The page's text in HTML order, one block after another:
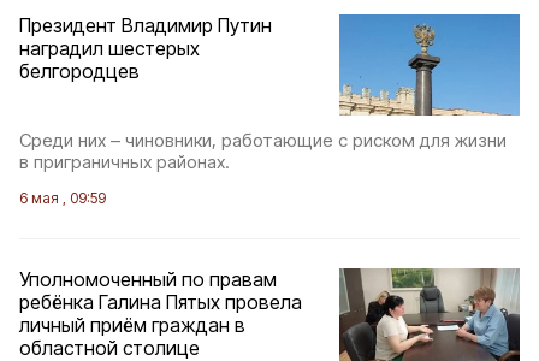
Президент Владимир Путин
наградил шестерых
белгородцев
Среди них – чиновники, работающие с риском для жизни
в приграничных районах.
6 мая , 09:59
Уполномоченный по правам
ребёнка Галина Пятых провела
личный приём граждан в
областной столице